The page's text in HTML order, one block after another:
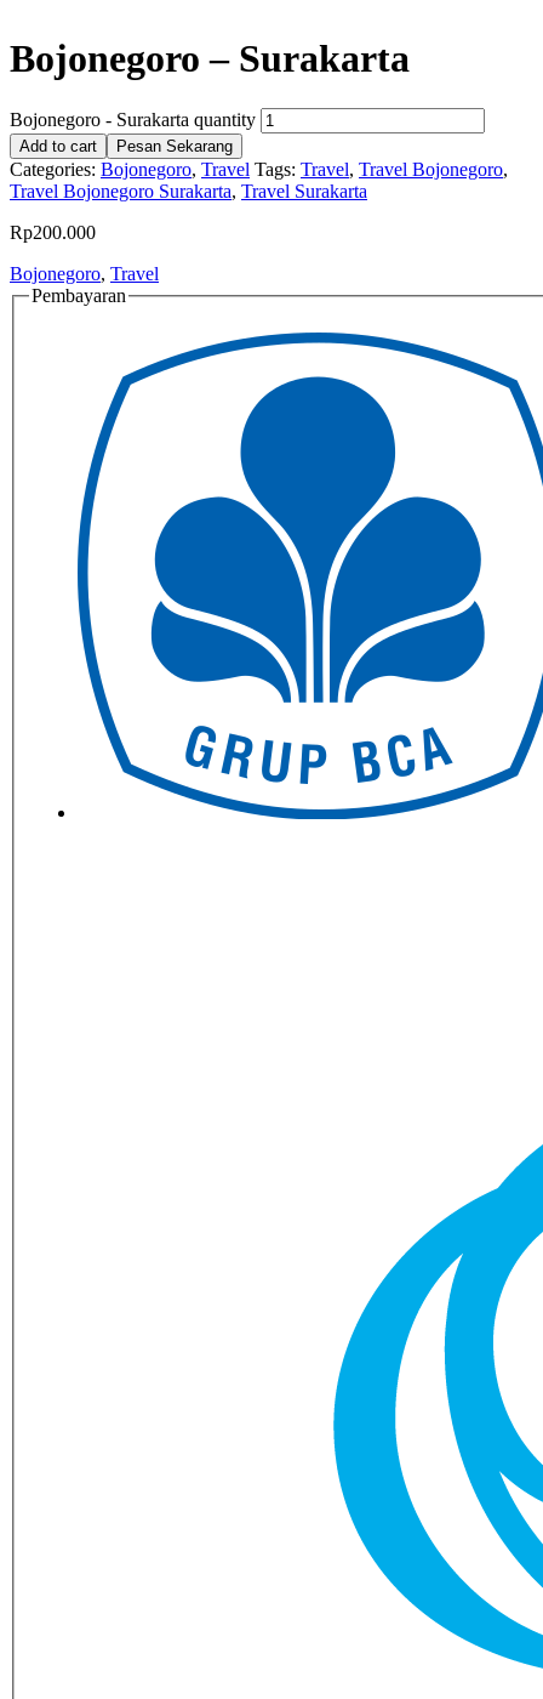
Bojonegoro – Surakarta
Bojonegoro - Surakarta quantity
Add to cart Pesan Sekarang
Categories: Bojonegoro, Travel Tags: Travel, Travel Bojonegoro,
Travel Bojonegoro Surakarta, Travel Surakarta
Rp200.000
Bojonegoro, Travel
Pembayaran